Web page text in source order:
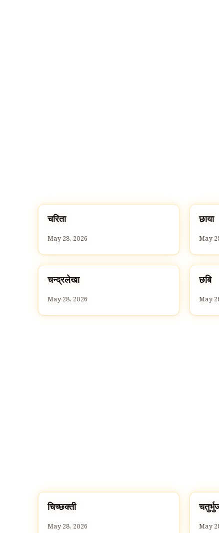
Cच
चरिता
May 28, 2026
Cछ
छाया
May
Cच
चन्द्रलेखा
May 28, 2026
Cछ
छबि
May
Cच
चिच्छक्ती
May 28, 2026
Cच
May